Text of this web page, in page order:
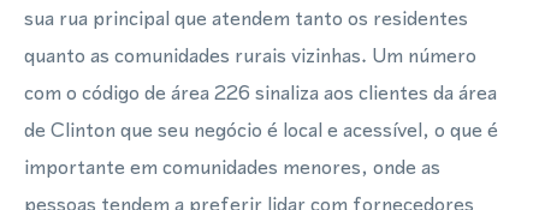
sua rua principal que atendem tanto os residentes
quanto as comunidades rurais vizinhas. Um número
com o código de área 226 sinaliza aos clientes da área
de Clinton que seu negócio é local e acessível, o que é
importante em comunidades menores, onde as
pessoas tendem a preferir lidar com fornecedores